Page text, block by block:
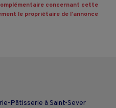
concernant cette
le propriétaire de l’annonce
Pâtisserie à Saint-Sever